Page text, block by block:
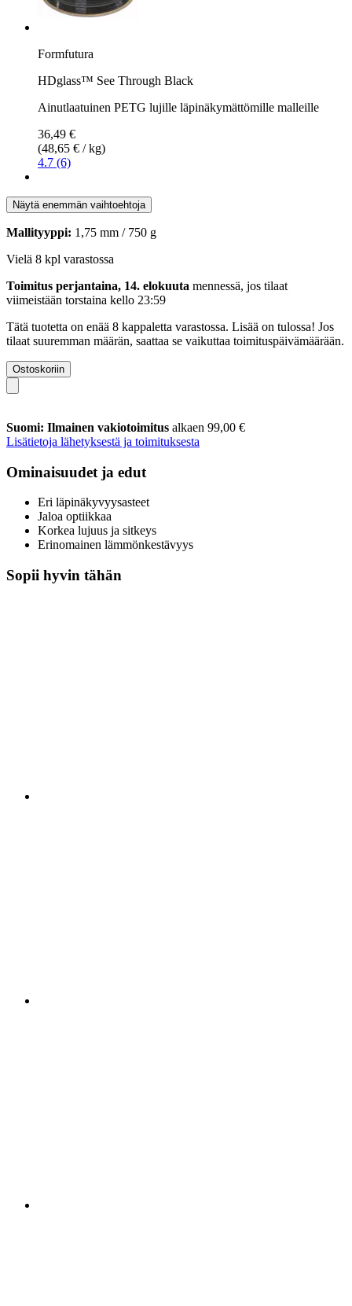
Formfutura
HDglass™ See Through Black
Ainutlaatuinen PETG lujille läpinäkymättömille malleille
36,49 €
(48,65 € / kg)
4.7 (6)
Näytä enemmän vaihtoehtoja
Mallityyppi: 1,75 mm / 750 g
Vielä 8 kpl varastossa
Toimitus perjantaina, 14. elokuuta mennessä, jos tilaat
viimeistään torstaina kello 23:59
Tätä tuotetta on enää 8 kappaletta varastossa. Lisää on tulossa! Jos
tilaat suuremman määrän, saattaa se vaikuttaa toimituspäivämäärään.
Ostoskoriin
Suomi: Ilmainen vakiotoimitus alkaen 99,00 €
Lisätietoja lähetyksestä ja toimituksesta
Ominaisuudet ja edut
Eri läpinäkyvyysasteet
Jaloa optiikkaa
Korkea lujuus ja sitkeys
Erinomainen lämmönkestävyys
Sopii hyvin tähän